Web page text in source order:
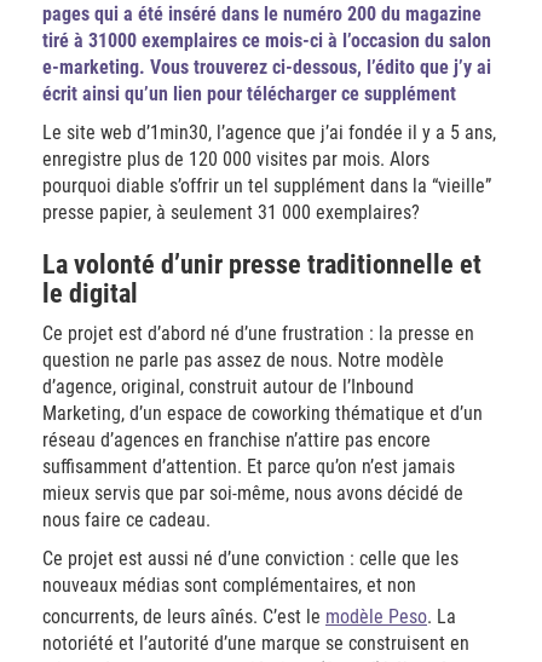
pages qui a été inséré dans le numéro 200 du magazine
tiré à 31000 exemplaires ce mois-ci à l’occasion du salon
e-marketing. Vous trouverez ci-dessous, l’édito que j’y ai
écrit ainsi qu’un lien pour télécharger ce supplément
Le site web d’1min30, l’agence que j’ai fondée il y a 5 ans,
enregistre plus de 120 000 visites par mois. Alors
pourquoi diable s’offrir un tel supplément dans la “vieille”
presse papier, à seulement 31 000 exemplaires?
La volonté d’unir presse traditionnelle et
le digital
Ce projet est d’abord né d’une frustration : la presse en
question ne parle pas assez de nous. Notre modèle
d’agence, original, construit autour de l’Inbound
Marketing, d’un espace de coworking thématique et d’un
réseau d’agences en franchise n’attire pas encore
suffisamment d’attention. Et parce qu’on n’est jamais
mieux servis que par soi-même, nous avons décidé de
nous faire ce cadeau.
Ce projet est aussi né d’une conviction : celle que les
nouveaux médias sont complémentaires, et non
concurrents, de leurs aînés. C’est le modèle Peso. La
notoriété et l’autorité d’une marque se construisent en